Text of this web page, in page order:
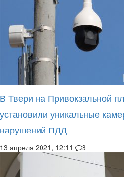
В Твери на Привокзальной
установили уникальные
нарушений ПДД
13 апреля 2021, 12:11 3